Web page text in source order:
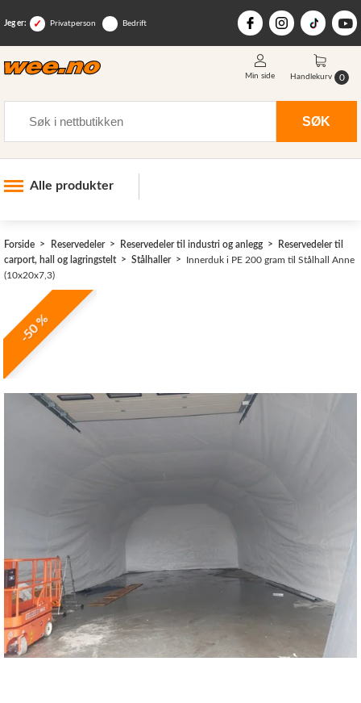
Jeg er: Privatperson Bedrift
SØK
Min side Handlekurv 0
Alle produkter
Skogsutstyr
Hjem, hage, fritid og sjø
Vinter og snøutstyr
Reservedeler
Nye Wee produkter
Forside Reservedeler Reservedeler til industri og anlegg
Reservedeler til
carport, hall og lagringstelt
Stålhaller
Innerduk i PE 200 gram til Stålhall Anne
(10x20x7,3)
-50 %